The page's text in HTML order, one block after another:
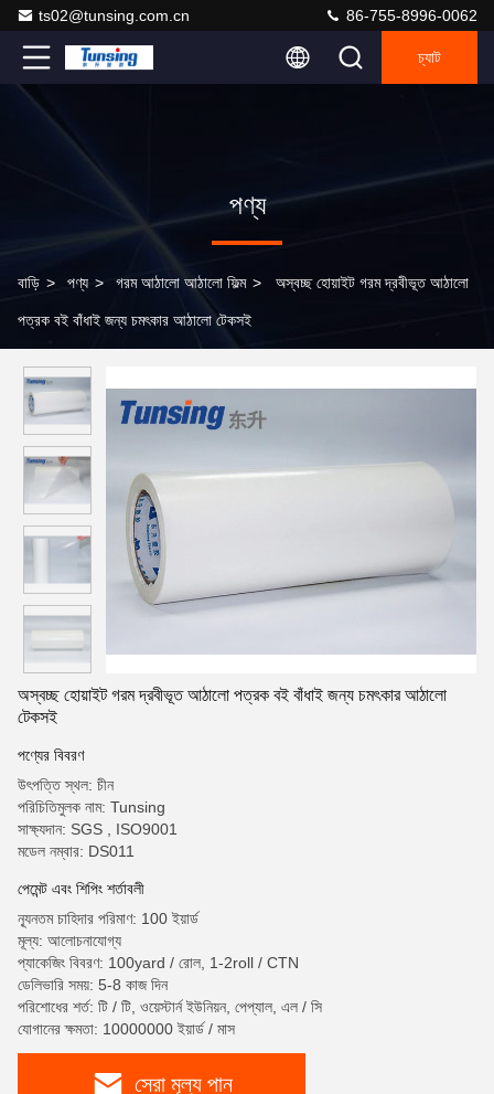
ts02@tunsing.com.cn 86-755-8996-0062
চ্যাট
পণ্য
বাড়ি > পণ্য > গরম আঠালো আঠালো ফিল্ম > অস্বচ্ছ হোয়াইট গরম দ্রবীভূত আঠালো
পত্রক বই বাঁধাই জন্য চমৎকার আঠালো টেকসই
অস্বচ্ছ হোয়াইট গরম দ্রবীভূত আঠালো পত্রক বই বাঁধাই জন্য চমৎকার আঠালো
টেকসই
পণ্যের বিবরণ
উৎপত্তি স্থল: চীন
পরিচিতিমুলক নাম: Tunsing
সাক্ষ্যদান: SGS , ISO9001
মডেল নম্বার: DS011
পেমেন্ট এবং শিপিং শর্তাবলী
ন্যূনতম চাহিদার পরিমাণ: 100 ইয়ার্ড
মূল্য: আলোচনাযোগ্য
প্যাকেজিং বিবরণ: 100yard / রোল, 1-2roll / CTN
ডেলিভারি সময়: 5-8 কাজ দিন
পরিশোধের শর্ত: টি / টি, ওয়েস্টার্ন ইউনিয়ন, পেপ্যাল, এল / সি
যোগানের ক্ষমতা: 10000000 ইয়ার্ড / মাস
সেরা মূল্য পান